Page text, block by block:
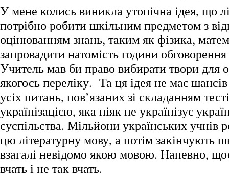
У мене колись виникла утопічна ідея, що
потрібно робити шкільним предметом з
оцінюванням знань, таким як фізика,
запровадити натомість години
Учитель мав би право вибирати твори для
якогось переліку. Та ця ідея не має
усіх питань, пов’язаних зі складанням
українізацією, яка ніяк не українізує
суспільства. Мільйони українських учнів
цю літературну мову, а потім закінчують
взагалі невідомо якою мовою. Напевно,
вчать і не так вчать.